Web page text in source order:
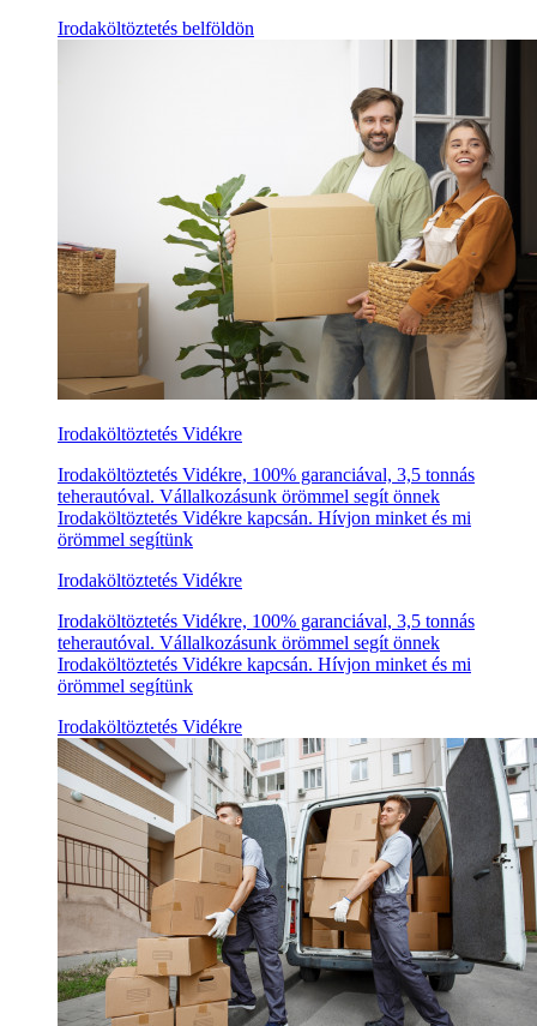
Irodaköltöztetés belföldön
Irodaköltöztetés Vidékre
Irodaköltöztetés Vidékre, 100% garanciával, 3,5 tonnás
teherautóval. Vállalkozásunk örömmel segít önnek
Irodaköltöztetés Vidékre kapcsán. Hívjon minket és mi
örömmel segítünk
Irodaköltöztetés Vidékre
Irodaköltöztetés Vidékre, 100% garanciával, 3,5 tonnás
teherautóval. Vállalkozásunk örömmel segít önnek
Irodaköltöztetés Vidékre kapcsán. Hívjon minket és mi
örömmel segítünk
Irodaköltöztetés Vidékre